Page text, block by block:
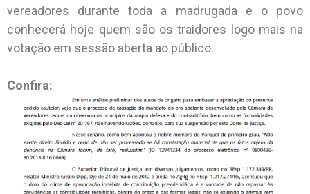
vereadores durante toda a madrugada e o povo
conhecerá hoje quem são os traidores logo mais na
votação em sessão aberta ao público.
Confira: